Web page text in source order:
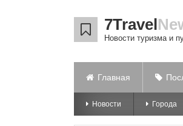
7Travel
Новости туризма и
Главная
Новости Города